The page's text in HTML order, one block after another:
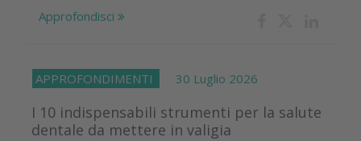
Approfondisci
APPROFONDIMENTI 30 Luglio 2026
I 10 indispensabili strumenti per la salute
dentale da mettere in valigia